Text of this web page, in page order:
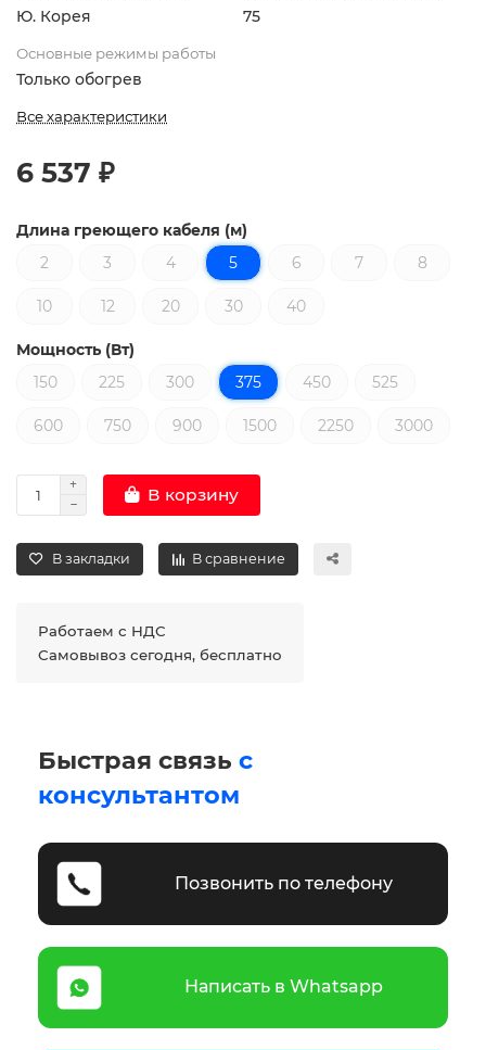
Ю. Корея 75
Основные режимы работы
Только обогрев
Все характеристики
6 537 ₽
Длина греющего кабеля (м)
2
3 4 5 6 7 8
10 12 20 30 40
Мощность (Вт)
150
225 300 375 450 525
600 750 900 1500 2250 3000
В корзину
В закладки В сравнение
Работаем с НДС
Самовывоз сегодня, бесплатно
Быстрая связь с
консультантом
Позвонить по телефону
Написать в Whatsapp